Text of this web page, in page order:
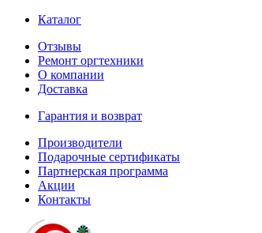
Каталог
Отзывы
Ремонт оргтехники
О компании
Доставка
Гарантия и возврат
Производители
Подарочные сертификаты
Партнерская программа
Акции
Контакты